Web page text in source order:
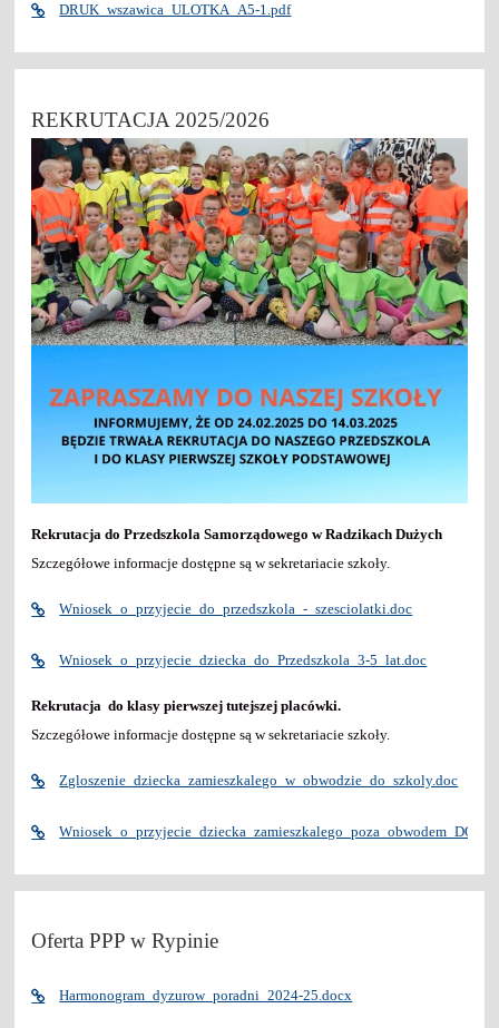
DRUK_wszawica_ULOTKA_A5-1.pdf
REKRUTACJA 2025/2026
Rekrutacja do Przedszkola Samorządowego w Radzikach Dużych
Szczegółowe informacje dostępne są w sekretariacie szkoły.
Wniosek_o_przyjecie_do_przedszkola_-_szesciolatki.doc
Wniosek_o_przyjecie_dziecka_do_Przedszkola_3-5_lat.doc
Rekrutacja do klasy pierwszej tutejszej placówki.
Szczegółowe informacje dostępne są w sekretariacie szkoły.
Zgloszenie_dziecka_zamieszkalego_w_obwodzie_do_szkoly.doc
Oferta PPP w Rypinie
Harmonogram_dyzurow_poradni_2024-25.docx